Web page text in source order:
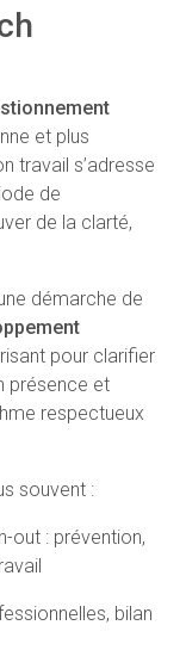
travail s’adresse
de
de la clarté,
démarche de
pour clarifier
présence et
respectueux
souvent :
: prévention,
bilan
fatigue
des limites